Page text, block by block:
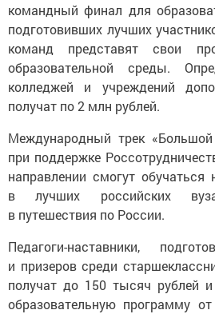
командный финал для
подготовивших лучших
команд представят свои
образовательной среды.
колледжей и учреждений
получат по 2 млн рублей.
Международный трек
при поддержке
направлении смогут
в лучших российских
в путешествия по России.
Педагоги-наставники,
и призеров среди
получат до 150 тысяч рублей
образовательную программу